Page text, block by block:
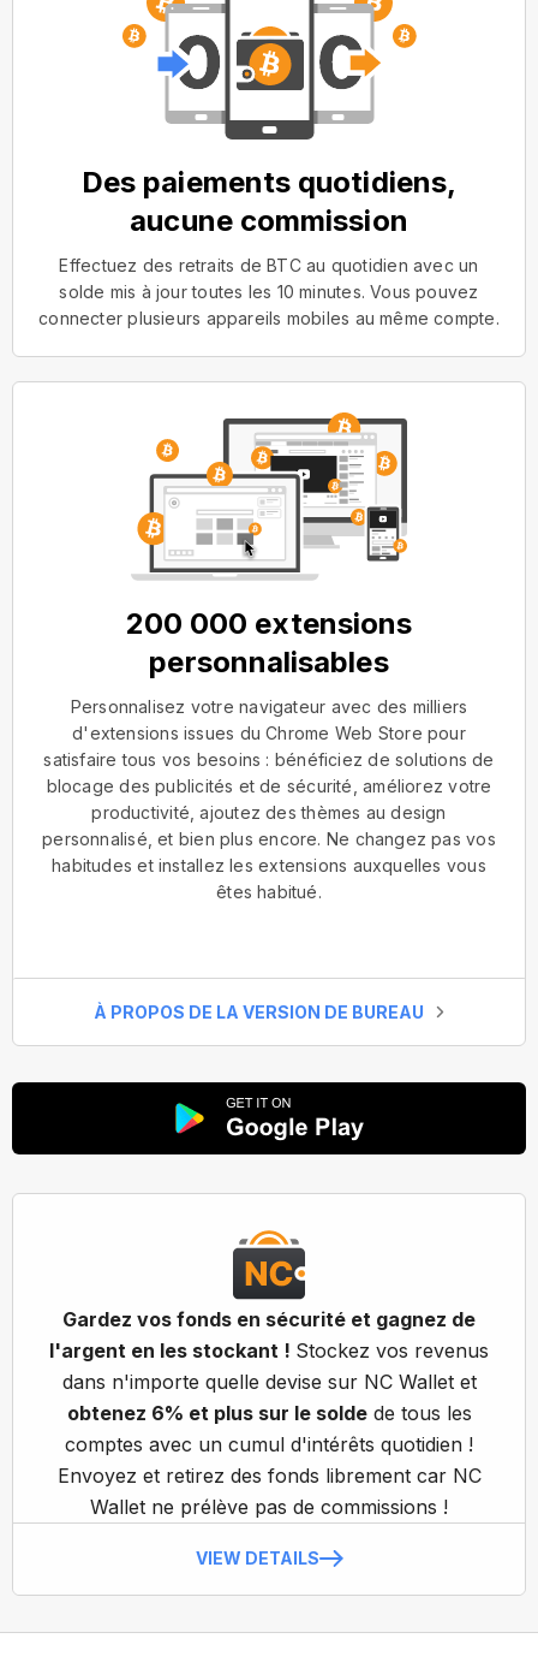
Des paiements quotidiens,
aucune commission
Effectuez des retraits de BTC au quotidien avec un
solde mis à jour toutes les 10 minutes. Vous pouvez
connecter plusieurs appareils mobiles au même compte.
200 000 extensions
personnalisables
Personnalisez votre navigateur avec des milliers
d'extensions issues du Chrome Web Store pour
satisfaire tous vos besoins : bénéficiez de solutions de
blocage des publicités et de sécurité, améliorez votre
productivité, ajoutez des thèmes au design
personnalisé, et bien plus encore. Ne changez pas vos
habitudes et installez les extensions auxquelles vous
êtes habitué.
À PROPOS DE LA VERSION DE BUREAU
Gardez vos fonds en sécurité et gagnez de
l'argent en les stockant ! Stockez vos revenus
dans n'importe quelle devise sur NC Wallet et
obtenez 6% et plus sur le soldede tous les
comptes avec un cumul d'intérêts quotidien !
Envoyez et retirez des fonds librement car NC
Wallet ne prélève pas de commissions !
VIEW DETAILS